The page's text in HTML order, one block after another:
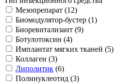
Мезопрепарат (12)
Биомодулятор-бустер (1)
Биоревитализант (9)
Ботулотоксин (4)
Имплантат мягких тканей (5)
Коллаген (3)
Липолитик (6)
Полинуклеотид (3)